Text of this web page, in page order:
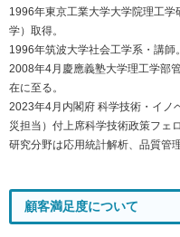
1996年東京工業大学大学院理工
学）取得。
1996年筑波大学社会工学系・講師
2008年4月慶應義塾大学理工学部
在に至る。
2023年4月内閣府 科学技術・イノ
災担当）付上席科学技術政策フェ
研究分野は応用統計解析、品質管
顧客満足度について